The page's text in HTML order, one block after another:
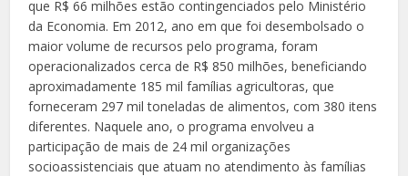
que R$ 66 milhões estão contingenciados pelo Ministério
da Economia. Em 2012, ano em que foi desembolsado o
maior volume de recursos pelo programa, foram
operacionalizados cerca de R$ 850 milhões, beneficiando
aproximadamente 185 mil famílias agricultoras, que
forneceram 297 mil toneladas de alimentos, com 380 itens
diferentes. Naquele ano, o programa envolveu a
participação de mais de 24 mil organizações
socioassistenciais que atuam no atendimento às famílias